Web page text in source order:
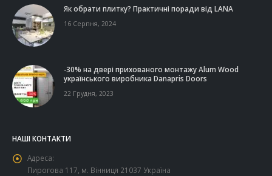
Як обрати плитку? Практичні поради від LANA
16 Серпня, 2024
-30% на двері прихованого монтажу Alum Wood
українського виробника Danapris Doors
22 Грудня, 2023
НАШІ КОНТАКТИ
Адреса:
Пирогова 117, м. Вінниця 21037 Україна